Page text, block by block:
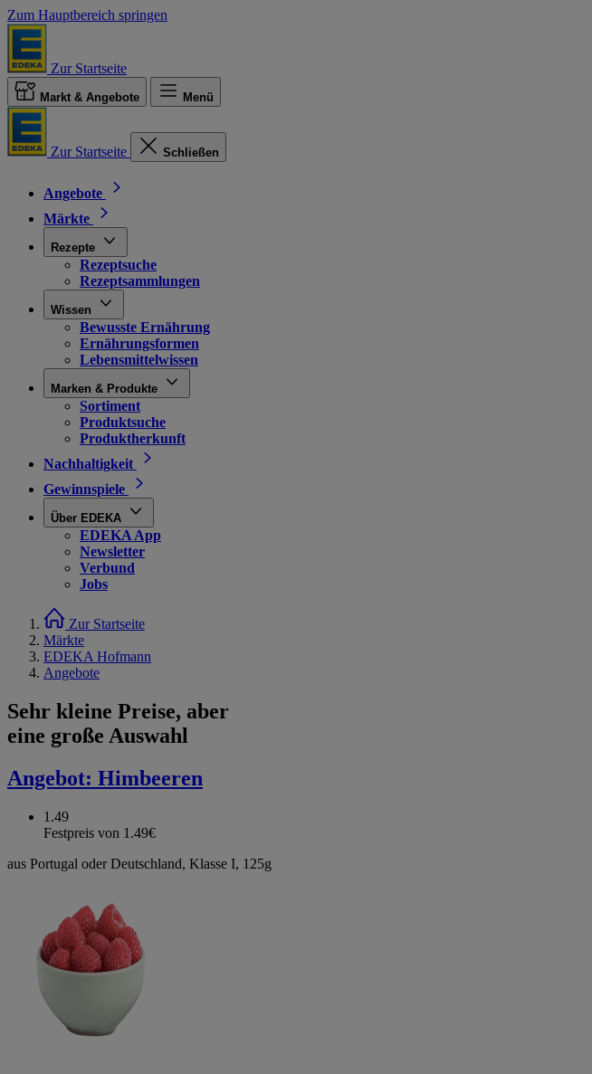
Zum Hauptbereich springen
Zur Startseite
Markt & Angebote Menü
Zur Startseite Schließen
Angebote
Märkte
Rezepte
Rezeptsuche
Rezeptsammlungen
Wissen
Bewusste Ernährung
Ernährungsformen
Lebensmittelwissen
Marken & Produkte
Sortiment
Produktsuche
Produktherkunft
Nachhaltigkeit
Gewinnspiele
Über EDEKA
EDEKA App
Newsletter
Verbund
Jobs
Zur Startseite
Märkte
EDEKA Hofmann
Angebote
Sehr kleine Preise, aber
eine große Auswahl
Angebot: Himbeeren
1.49
Festpreis von 1.49€
aus Portugal oder Deutschland, Klasse I, 125g